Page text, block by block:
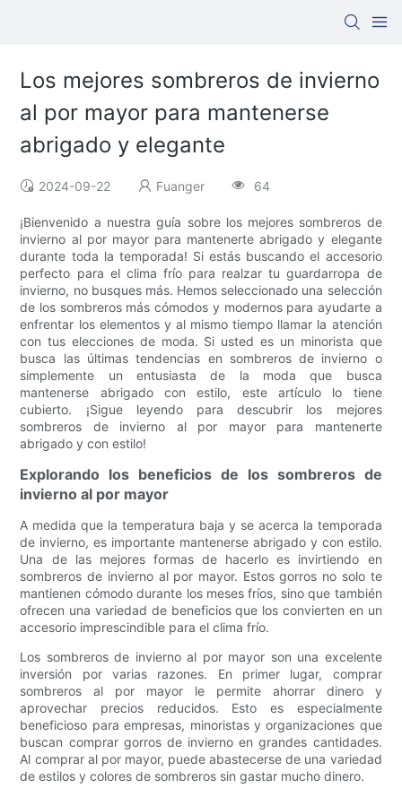
Los mejores sombreros de invierno
al por mayor para mantenerse
abrigado y elegante
2024-09-22 Fuanger 64
¡Bienvenido a nuestra guía sobre los mejores sombreros de
invierno al por mayor para mantenerte abrigado y elegante
durante toda la temporada! Si estás buscando el accesorio
perfecto para el clima frío para realzar tu guardarropa de
invierno, no busques más. Hemos seleccionado una selección
de los sombreros más cómodos y modernos para ayudarte a
enfrentar los elementos y al mismo tiempo llamar la atención
con tus elecciones de moda. Si usted es un minorista que
busca las últimas tendencias en sombreros de invierno o
simplemente un entusiasta de la moda que busca
mantenerse abrigado con estilo, este artículo lo tiene
cubierto. ¡Sigue leyendo para descubrir los mejores
sombreros de invierno al por mayor para mantenerte
abrigado y con estilo!
Explorando los beneficios de los sombreros de
invierno al por mayor
A medida que la temperatura baja y se acerca la temporada
de invierno, es importante mantenerse abrigado y con estilo.
Una de las mejores formas de hacerlo es invirtiendo en
sombreros de invierno al por mayor. Estos gorros no solo te
mantienen cómodo durante los meses fríos, sino que también
ofrecen una variedad de beneficios que los convierten en un
accesorio imprescindible para el clima frío.
Los sombreros de invierno al por mayor son una excelente
inversión por varias razones. En primer lugar, comprar
sombreros al por mayor le permite ahorrar dinero y
aprovechar precios reducidos. Esto es especialmente
beneficioso para empresas, minoristas y organizaciones que
buscan comprar gorros de invierno en grandes cantidades.
Al comprar al por mayor, puede abastecerse de una variedad
de estilos y colores de sombreros sin gastar mucho dinero.